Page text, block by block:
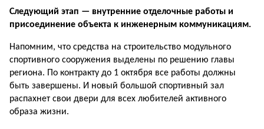
Следующий этап — внутренние отделочные работы и
присоединение объекта к инженерным коммуникациям.
Напомним, что средства на строительство модульного
спортивного сооружения выделены по решению главы
региона. По контракту до 1 октября все работы должны
быть завершены. И новый большой спортивный зал
распахнет свои двери для всех любителей активного
образа жизни.